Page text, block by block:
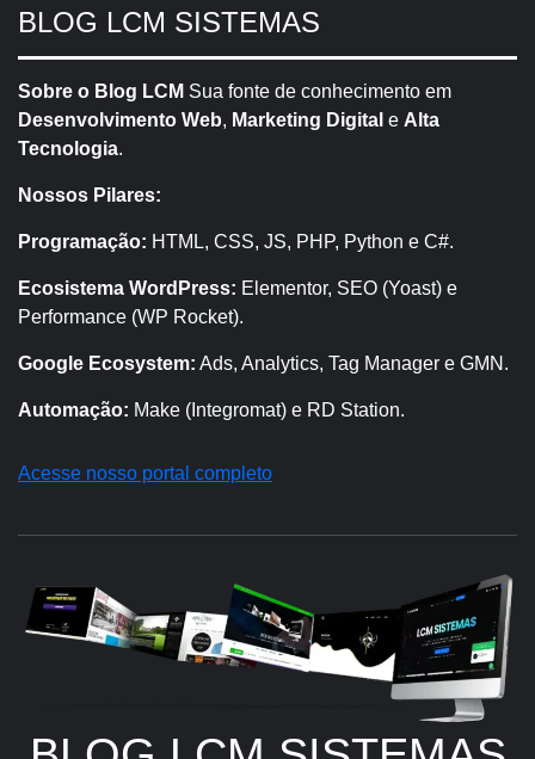
BLOG LCM SISTEMAS
Sobre o Blog LCM Sua fonte de conhecimento em
Desenvolvimento Web, Marketing Digital e Alta
Tecnologia.
Nossos Pilares:
Programação: HTML, CSS, JS, PHP, Python e C#.
Ecosistema WordPress: Elementor, SEO (Yoast) e
Performance (WP Rocket).
Google Ecosystem: Ads, Analytics, Tag Manager e GMN.
Automação: Make (Integromat) e RD Station.
Acesse nosso portal completo